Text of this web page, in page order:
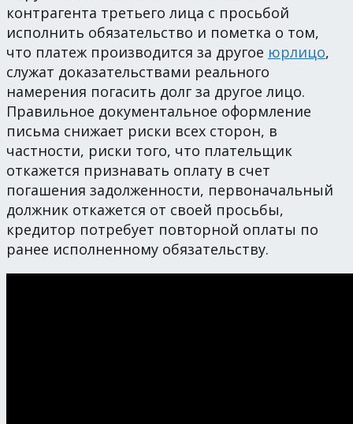
контрагента третьего лица с просьбой
исполнить обязательство и пометка о том,
что платеж производится за другое юрлицо,
служат доказательствами реального
намерения погасить долг за другое лицо.
Правильное документальное оформление
письма снижает риски всех сторон, в
частности, риски того, что плательщик
откажется признавать оплату в счет
погашения задолженности, первоначальный
должник откажется от своей просьбы,
кредитор потребует повторной оплаты по
ранее исполненному обязательству.